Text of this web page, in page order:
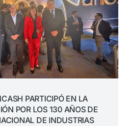
PARTICIPÓ EN LA
POR LOS 130 AÑOS DE
DE INDUSTRIAS